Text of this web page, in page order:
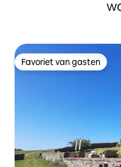
Favoriet van gasten
Favoriet van gasten